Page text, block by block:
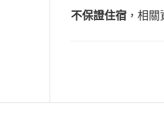
不保證住宿，相關